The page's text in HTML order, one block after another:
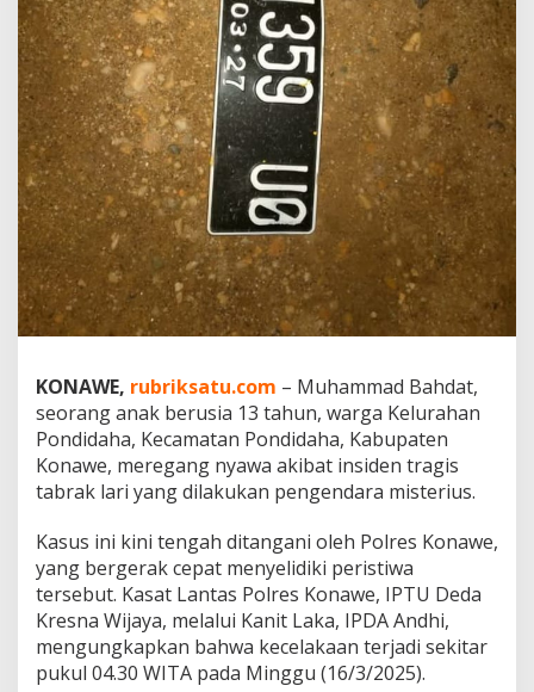
t
i
:
P
o
l
i
s
i
K
e
a
r
P
e
a
k
u
T
a
b
k
L
a
r
d
i
KONAWE, rubriksatu.com – Muhammad Bahdat,
seorang anak berusia 13 tahun, warga Kelurahan
Pondidaha, Kecamatan Pondidaha, Kabupaten
Konawe, meregang nyawa akibat insiden tragis
tabrak lari yang dilakukan pengendara misterius.
Kasus ini kini tengah ditangani oleh Polres Konawe,
yang bergerak cepat menyelidiki peristiwa
tersebut. Kasat Lantas Polres Konawe, IPTU Deda
Kresna Wijaya, melalui Kanit Laka, IPDA Andhi,
mengungkapkan bahwa kecelakaan terjadi sekitar
pukul 04.30 WITA pada Minggu (16/3/2025).